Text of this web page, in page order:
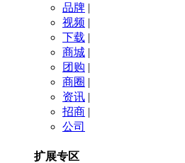
品牌 |
视频 |
下载 |
商城 |
团购 |
商圈 |
资讯 |
招商 |
公司
扩展专区